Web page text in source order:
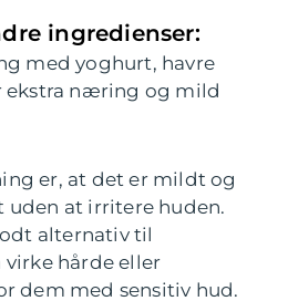
ingredienser:
med yoghurt, havre
ekstra næring og mild
er, at det er mildt og
uden at irritere huden.
alternativ til
hårde eller
dem med sensitiv hud.